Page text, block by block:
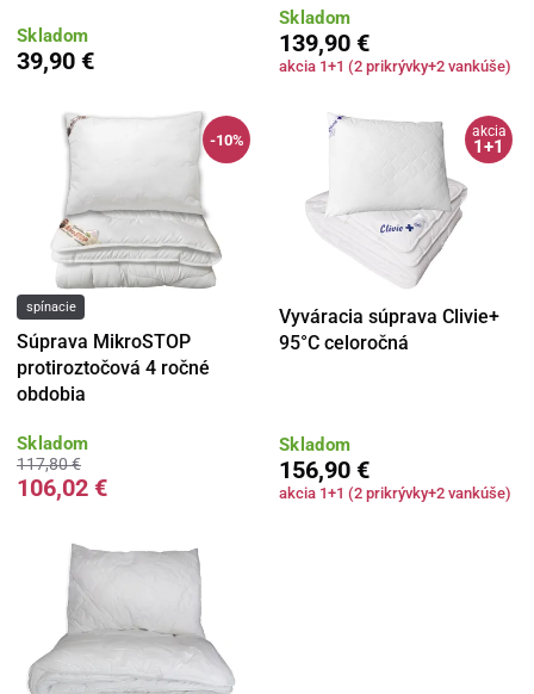
Skladom
39,90 €
Skladom
139,90 €
akcia 1+1 (2 prikrývky+2 vankúše)
-10%
spínacie
Súprava MikroSTOP
protiroztočová 4 ročné
obdobia
Skladom
117,80 €
106,02 €
akcia
1+1
Vyváracia súprava Clivie+
95°C celoročná
Skladom
156,90 €
akcia 1+1 (2 prikrývky+2 vankúše)